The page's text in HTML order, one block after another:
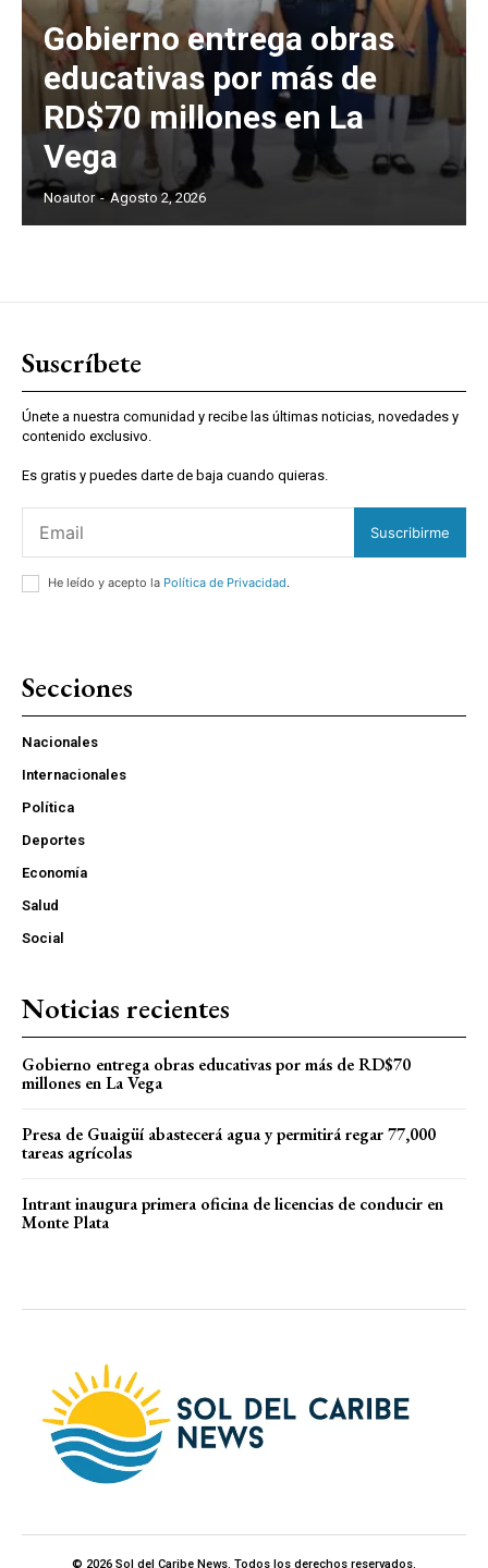
Gobierno entrega obras
educativas por más de
RD$70 millones en La
Vega
Noautor - Agosto 2, 2026
Suscríbete
Únete a nuestra comunidad y recibe las últimas noticias, novedades y
contenido exclusivo.
Es gratis y puedes darte de baja cuando quieras.
Suscribirme
He leído y acepto la Política de Privacidad.
Secciones
Nacionales
Internacionales
Política
Deportes
Economía
Salud
Social
Noticias recientes
Gobierno entrega obras educativas por más de RD$70
millones en La Vega
Presa de Guaigüí abastecerá agua y permitirá regar 77,000
tareas agrícolas
Intrant inaugura primera oficina de licencias de conducir en
Monte Plata
© 2026 Sol del Caribe News. Todos los derechos reservados.